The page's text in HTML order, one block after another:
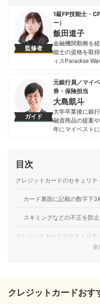
監修者
1級FP技能士・
ー）
飯田道子
金融機関勤務を
能士の資格を取
ィスParadise
ーンに関する相
ている。さらに
援も行っており
に渡る。 【主な
の方法』（ロー
質問 テラー必携
が語る介護のマ
ガイド
元銀行員／マイ
券・保険担当
大島凱斗
大学卒業後に銀
融資商品の提案
年にマイベスト
大島凱斗のプ
目次
クレジットカードのセキュリ
カード裏面に記載の数字下
スキミングなどの不正を防
クレジットカードのセキュリテ
セキュリティコードを間違
全
クレジットカードおす